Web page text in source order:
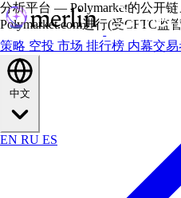
策略 空投 市场 排行榜 内幕交易
EN RU ES
分析平台 — Polymarket的公开
Polymarket.com进行(受CFTC监管